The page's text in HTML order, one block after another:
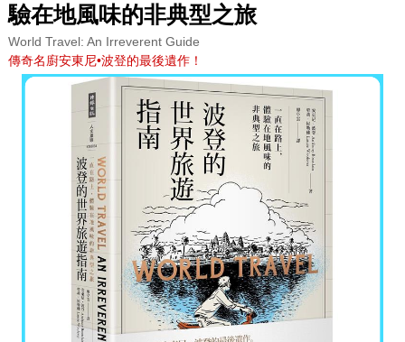
驗在地風味的非典型之旅
World Travel: An Irreverent Guide
傳奇名廚安東尼•波登的最後遺作！